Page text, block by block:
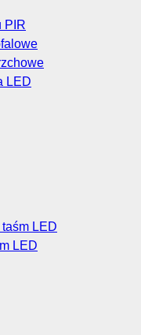
PIR
LED
LED
LED